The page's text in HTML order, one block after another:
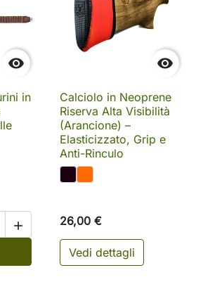

in

al carrello

Calciolo in Neoprene
Riserva Alta Visibilità
(Arancione) –
Elasticizzato, Grip e
Anti-Rinculo
26,00 €
Vedi dettagli